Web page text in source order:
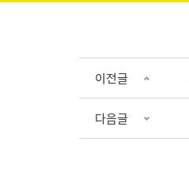
이전글
다음글